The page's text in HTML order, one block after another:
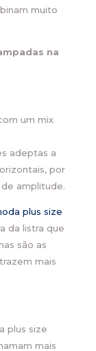
muito
na
um mix
adeptas a
por
amplitude.
plus size
da listra que
são as
mais
plus size
mais